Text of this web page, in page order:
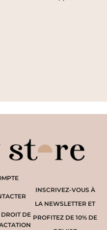
INSCRIVEZ-VOUS À
LA NEWSLETTER ET
PROFITEZ DE 10% DE
DROIT DE